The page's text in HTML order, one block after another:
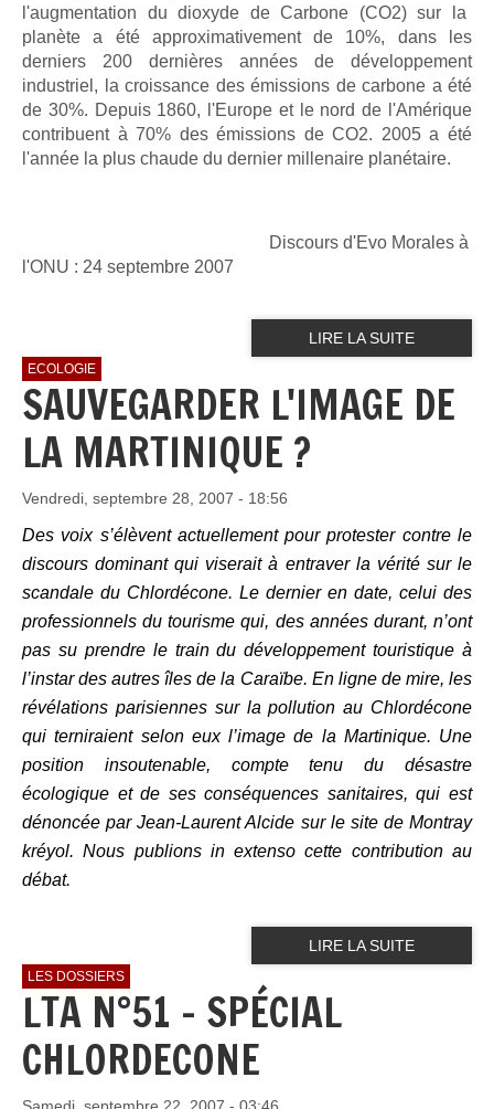
l'augmentation du dioxyde de Carbone (CO2) sur la
planète a étéapproximativement de 10%, dans les
derniers 200 dernières années de développement
industriel, la croissance des émissions de carbone a été
de 30%. Depuis 1860, l'Europe et le nord de l'Amérique
contribuent à 70% des émissions de CO2. 2005 a été
l'année la plus chaude du dernier millenaire planétaire.
Discours d'Evo Morales à
l'ONU : 24 septembre 2007
LIRE LA SUITE
ECOLOGIE
SAUVEGARDER L'IMAGE DE
LA MARTINIQUE ?
Vendredi, septembre 28, 2007 - 18:56
Des voix s’élèvent actuellement pour protester contre le
discours dominant qui viserait à entraver la vérité sur le
scandale du Chlordécone. Le dernier en date, celui des
professionnels du tourisme qui, des années durant, n’ont
pas su prendre le train du développement touristique à
l’instar des autres îles de la Caraïbe. En ligne de mire, les
révélations parisiennes sur la pollution au Chlordécone
qui terniraient selon eux l’image de la Martinique. Une
position insoutenable, compte tenu du désastre
écologique et de ses conséquences sanitaires, qui est
dénoncée par Jean-Laurent Alcide sur le site de Montray
kréyol. Nous publions in extenso cette contribution au
débat.
LIRE LA SUITE
LES DOSSIERS
LTA N°51 - SPÉCIAL
CHLORDECONE